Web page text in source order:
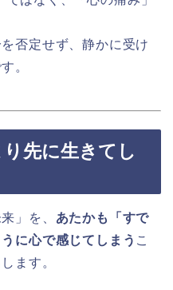
否定せず、静かに受け
。
先に生きてし
」を、 あたかも「すで
に心で感じてしまう こ
ます。